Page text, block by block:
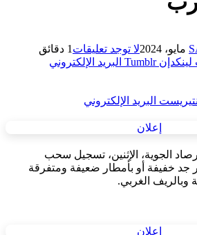
لا توجد تعليقات 1 دقائق
لينكدإن Tumblr البريد الإلكتروني
البريد الإلكتروني
الجوية، الإثنين، تسجيل سحب
خفيفة أو بأمطار ضعيفة ومتفرقة
وبالريف الغربي.